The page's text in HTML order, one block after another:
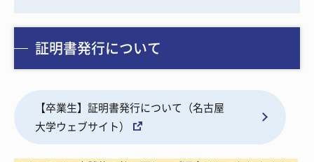
証明書発行について
【卒業生】証明書発行について（名古屋
大学ウェブサイト）